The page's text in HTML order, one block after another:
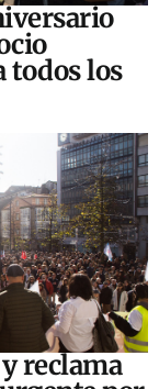
todos los
reclama